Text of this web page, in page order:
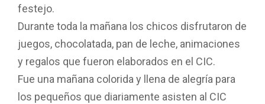
festejo.
Durante toda la mañana los chicos disfrutaron de
juegos, chocolatada, pan de leche, animaciones
y regalos que fueron elaborados en el CIC.
Fue una mañana colorida y llena de alegría para
los pequeños que diariamente asisten al CIC